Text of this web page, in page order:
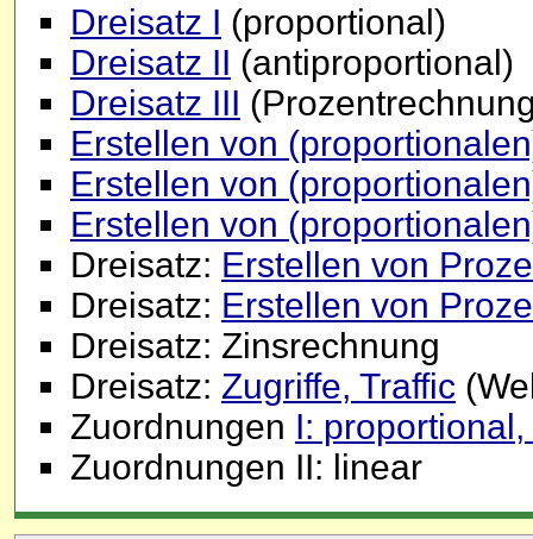
Dreisatz I (proportional)
Dreisatz II (antiproportional)
Dreisatz III
Erstellen von
Erstellen von
Erstellen von
Dreisatz: Erstellen von
Dreisatz: Erstellen von
Dreisatz: Zinsrechnung
Dreisatz: Zugriffe, Traffic
Zuordnungen I:
Zuordnungen II: linear